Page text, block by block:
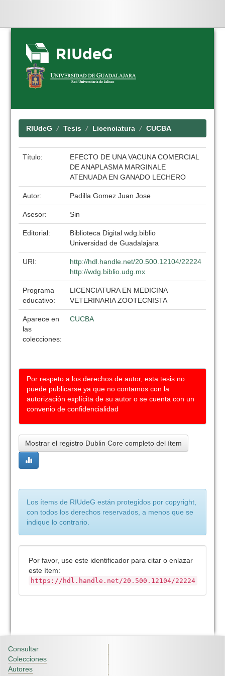
Skip
navigation
RIUdeG Tesis Licenciatura CUCBA
Título:
EFECTO DE UNA VACUNA COMERCIAL
DE ANAPLASMA MARGINALE
ATENUADA EN GANADO LECHERO
Autor: Padilla Gomez Juan Jose
Asesor: Sin
Editorial:
Biblioteca Digital wdg.biblio
Universidad de Guadalajara
URI:
http://hdl.handle.net/20.500.12104/22224
http://wdg.biblio.udg.mx
Programa
educativo:
LICENCIATURA EN MEDICINA
VETERINARIA ZOOTECNISTA
Aparece en
las
colecciones:
CUCBA
Por respeto a los derechos de autor, esta tesis no
puede publicarse ya que no contamos con la
autorización explícita de su autor o se cuenta con un
convenio de confidencialidad
Mostrar el registro Dublin Core completo del ítem
Los ítems de RIUdeG están protegidos por copyright,
con todos los derechos reservados, a menos que se
indique lo contrario.
Por favor, use este identificador para citar o enlazar
este ítem:
https://hdl.handle.net/20.500.12104/22224
Consultar
Colecciones
Autores